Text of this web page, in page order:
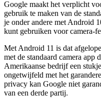
Google maakt het verplicht
gebruik te maken van de
je onder andere met Android
kunt gebruiken voor camera-
Met Android 11 is dat
met de standaard camera app
Amerikaanse bedrijf een
ongetwijfeld met het
privacy kan Google niet
van een derde partij.